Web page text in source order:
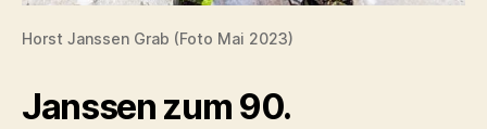
Horst Janssen Grab (Foto Mai 2023)
Janssen zum 90.